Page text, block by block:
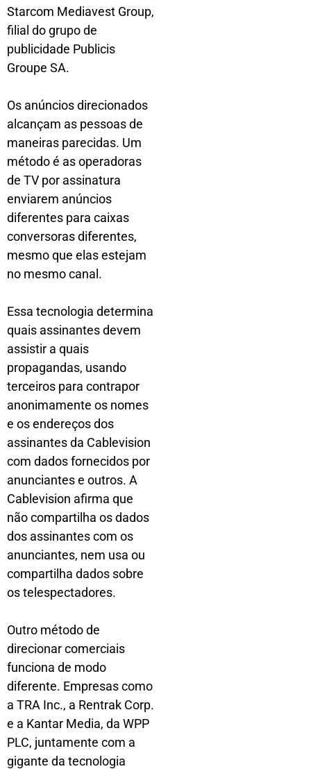
Starcom Mediavest Group,
filial do grupo de
publicidade Publicis
Groupe SA.
Os anúncios direcionados
alcançam as pessoas de
maneiras parecidas. Um
método é as operadoras
de TV por assinatura
enviarem anúncios
diferentes para caixas
conversoras diferentes,
mesmo que elas estejam
no mesmo canal.
Essa tecnologia determina
quais assinantes devem
assistir a quais
propagandas, usando
terceiros para contrapor
anonimamente os nomes
e os endereços dos
assinantes da Cablevision
com dados fornecidos por
anunciantes e outros. A
Cablevision afirma que
não compartilha os dados
dos assinantes com os
anunciantes, nem usa ou
compartilha dados sobre
os telespectadores.
Outro método de
direcionar comerciais
funciona de modo
diferente. Empresas como
a TRA Inc., a Rentrak Corp.
e a Kantar Media, da WPP
PLC, juntamente com a
gigante da tecnologia